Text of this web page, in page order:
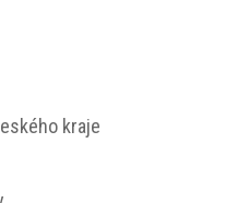
kraje